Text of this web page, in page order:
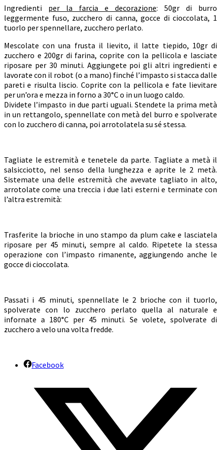
Ingredienti per la farcia e decorazione: 50gr di burro
leggermente fuso, zucchero di canna, gocce di cioccolata, 1
tuorlo per spennellare, zucchero perlato.
Mescolate con una frusta il lievito, il latte tiepido, 10gr di
zucchero e 200gr di farina, coprite con la pellicola e lasciate
riposare per 30 minuti. Aggiungete poi gli altri ingredienti e
lavorate con il robot (o a mano) finché l’impasto si stacca dalle
pareti e risulta liscio. Coprite con la pellicola e fate lievitare
per un’ora e mezza in forno a 30°C o in un luogo caldo.
Dividete l’impasto in due parti uguali. Stendete la prima metà
in un rettangolo, spennellate con metà del burro e spolverate
con lo zucchero di canna, poi arrotolatela su sé stessa.
Tagliate le estremità e tenetele da parte. Tagliate a metà il
salsicciotto, nel senso della lunghezza e aprite le 2 metà.
Sistemate una delle estremità che avevate tagliato in alto,
arrotolate come una treccia i due lati esterni e terminate con
l’altra estremità:
Trasferite la brioche in uno stampo da plum cake e lasciatela
riposare per 45 minuti, sempre al caldo. Ripetete la stessa
operazione con l’impasto rimanente, aggiungendo anche le
gocce di cioccolata.
Passati i 45 minuti, spennellate le 2 brioche con il tuorlo,
spolverate con lo zucchero perlato quella al naturale e
infornate a 180°C per 45 minuti. Se volete, spolverate di
zucchero a velo una volta fredde.
Facebook